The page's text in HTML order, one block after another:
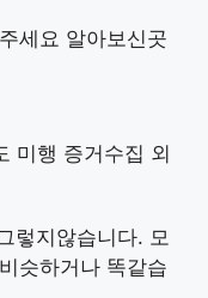
세요 알아보신곳
미행 증거수집 외
렇지않습니다. 모
슷하거나 똑같습